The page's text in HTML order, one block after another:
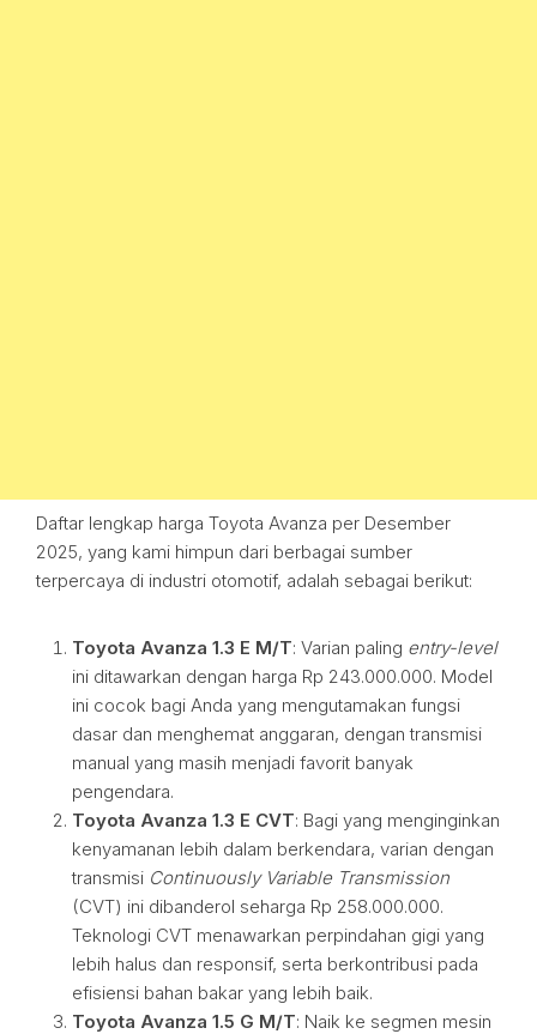
Daftar lengkap harga Toyota Avanza per Desember
2025, yang kami himpun dari berbagai sumber
terpercaya di industri otomotif, adalah sebagai berikut:
Toyota Avanza 1.3 E M/T: Varian paling entry-level
ini ditawarkan dengan harga Rp 243.000.000. Model
ini cocok bagi Anda yang mengutamakan fungsi
dasar dan menghemat anggaran, dengan transmisi
manual yang masih menjadi favorit banyak
pengendara.
Toyota Avanza 1.3 E CVT: Bagi yang menginginkan
kenyamanan lebih dalam berkendara, varian dengan
transmisi Continuously Variable Transmission
(CVT) ini dibanderol seharga Rp 258.000.000.
Teknologi CVT menawarkan perpindahan gigi yang
lebih halus dan responsif, serta berkontribusi pada
efisiensi bahan bakar yang lebih baik.
Toyota Avanza 1.5 G M/T: Naik ke segmen mesin